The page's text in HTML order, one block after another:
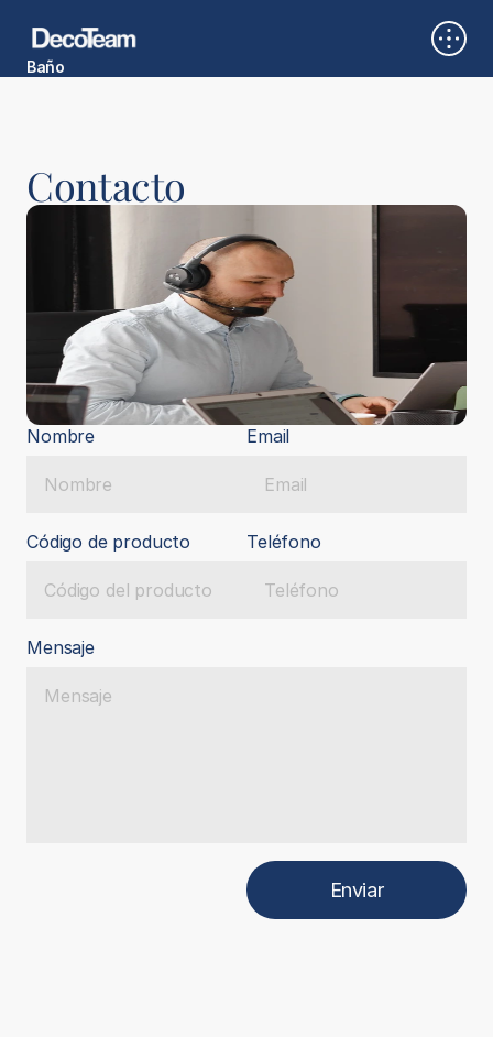
Contacto
Nombre Email
Código de producto Teléfono
Mensaje
Enviar
Baño